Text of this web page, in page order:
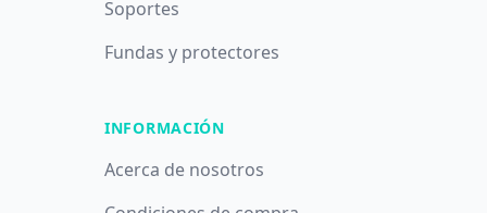
Soportes
Fundas y protectores
INFORMACIÓN
Acerca de nosotros